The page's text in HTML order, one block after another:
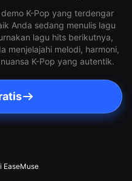
K-Pop yang terdengar
Anda sedang menulis lagu
lagu hits berikutnya,
menjelajahi melodi, harmoni,
K-Pop yang autentik.
EaseMuse